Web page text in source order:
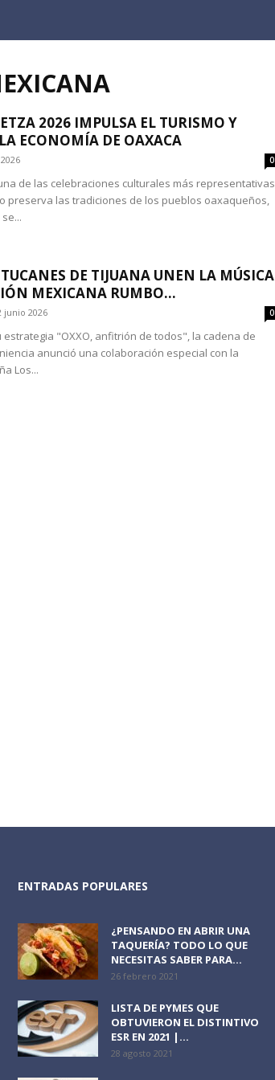
2026 IMPULSA EL TURISMO Y
ECONOMÍA DE OAXACA
0
de las celebraciones culturales más representativas
preserva las tradiciones de los pueblos oaxaqueños,
DE TIJUANA UNEN LA MÚSICA
MEXICANA RUMBO...
junio 2026 0
estrategia "OXXO, anfitrión de todos", la cadena de
anunció una colaboración especial con la
Los...
ENTRADAS POPULARES
¿PENSANDO EN ABRIR UNA
TAQUERÍA? TODO LO QUE
NECESITAS SABER PARA...
26 febrero 2021
LISTA DE PYMES QUE
OBTUVIERON EL DISTINTIVO
ESR EN 2021 |...
28 agosto 2021